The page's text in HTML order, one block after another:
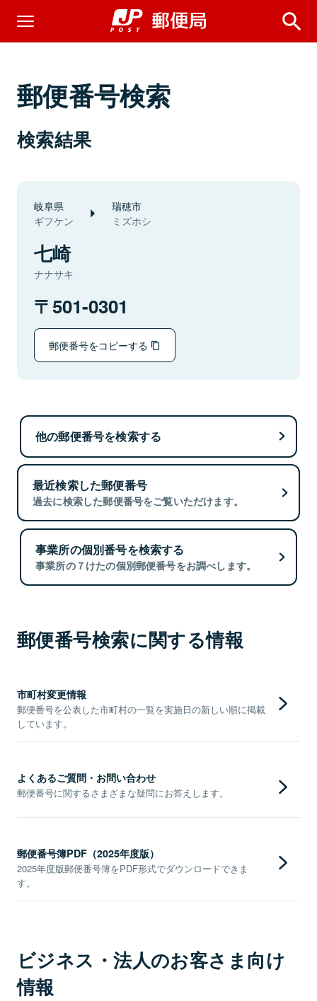
郵便番号検索
検索結果
岐阜県
ギフケン
瑞穂市
ミズホシ
七崎
ナナサキ
501-0301
郵便番号をコピーする
他の郵便番号を検索する
最近検索した郵便番号
過去に検索した郵便番号をご覧いただけます。
事業所の個別番号を検索する
事業所の７けたの個別郵便番号をお調べします。
郵便番号検索に関する情報
市町村変更情報
郵便番号を公表した市町村の一覧を実施日の新しい順に掲載
しています。
よくあるご質問・お問い合わせ
郵便番号に関するさまざまな疑問にお答えします。
郵便番号簿PDF（2025年度版）
2025年度版郵便番号簿をPDF形式でダウンロードできま
す。
ビジネス・法人のお客さま向け
情報